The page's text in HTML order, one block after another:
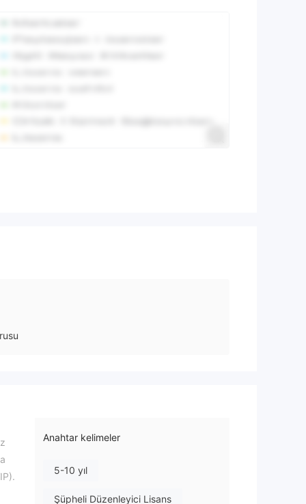
Anahtar kelimeler
5-10 yıl
Şüpheli Düzenleyici Lisans